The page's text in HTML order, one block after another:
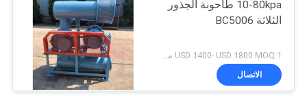
10-80kpa طاحونة الجذور
الثلاثة BC5006
الاتصال